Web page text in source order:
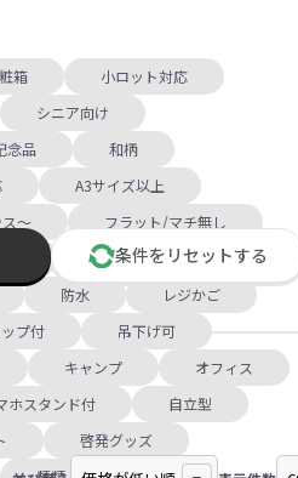
箱
小ロット対応
シニア向け
念品
和柄
A3サイズ以上
～
フラット/マチ無し
肩掛け
防水
レジかご
プ付
吊下げ可
キャンプ
オフィス
ホスタンド付
自立型
啓発グッズ
条件を リセットする